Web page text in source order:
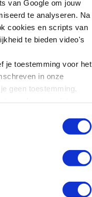
van Google om jouw
te analyseren. Na
cookies en scripts van
te bieden video's
je toestemming voor het
in onze
geen toestemming,